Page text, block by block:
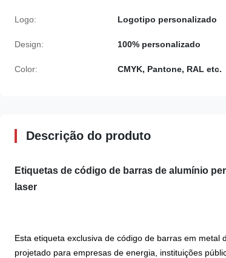
Logo: Logotipo personalizado
Design: 100% personalizado
Color: CMYK, Pantone, RAL etc.
Descrição do produto
Etiquetas de código de barras de alumínio
laser
Esta etiqueta exclusiva de código de barras em
projetado para empresas de energia, instituições